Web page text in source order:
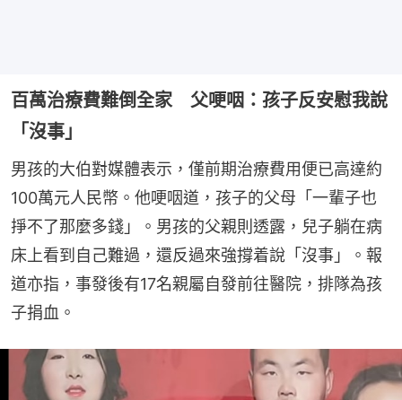
百萬治療費難倒全家 父哽咽：孩子反安慰我說
「沒事」
男孩的大伯對媒體表示，僅前期治療費用便已高達約
100萬元人民幣。他哽咽道，孩子的父母「一輩子也
掙不了那麼多錢」。男孩的父親則透露，兒子躺在病
床上看到自己難過，還反過來強撐着說「沒事」。報
道亦指，事發後有17名親屬自發前往醫院，排隊為孩
子捐血。